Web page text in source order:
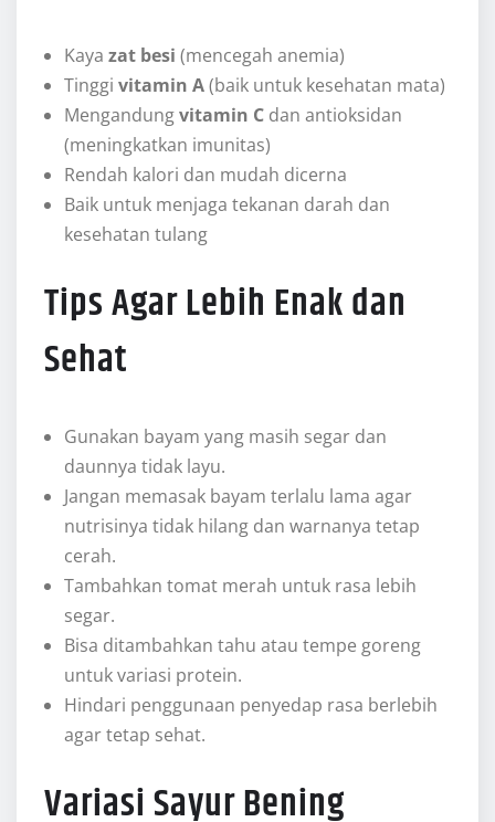
Kaya zat besi (mencegah anemia)
Tinggi vitamin A(baik untuk kesehatan mata)
Mengandungvitamin C dan antioksidan
(meningkatkan imunitas)
Rendah kalori dan mudah dicerna
Baik untuk menjaga tekanan darah dan
kesehatan tulang
Tips Agar Lebih Enak dan
Sehat
Gunakan bayam yang masih segar dan
daunnya tidak layu.
Jangan memasak bayam terlalu lama agar
nutrisinya tidak hilang dan warnanya tetap
cerah.
Tambahkan tomat merah untuk rasa lebih
segar.
Bisa ditambahkan tahu atau tempe goreng
untuk variasi protein.
Hindari penggunaan penyedap rasa berlebih
agar tetap sehat.
Variasi Sayur Bening